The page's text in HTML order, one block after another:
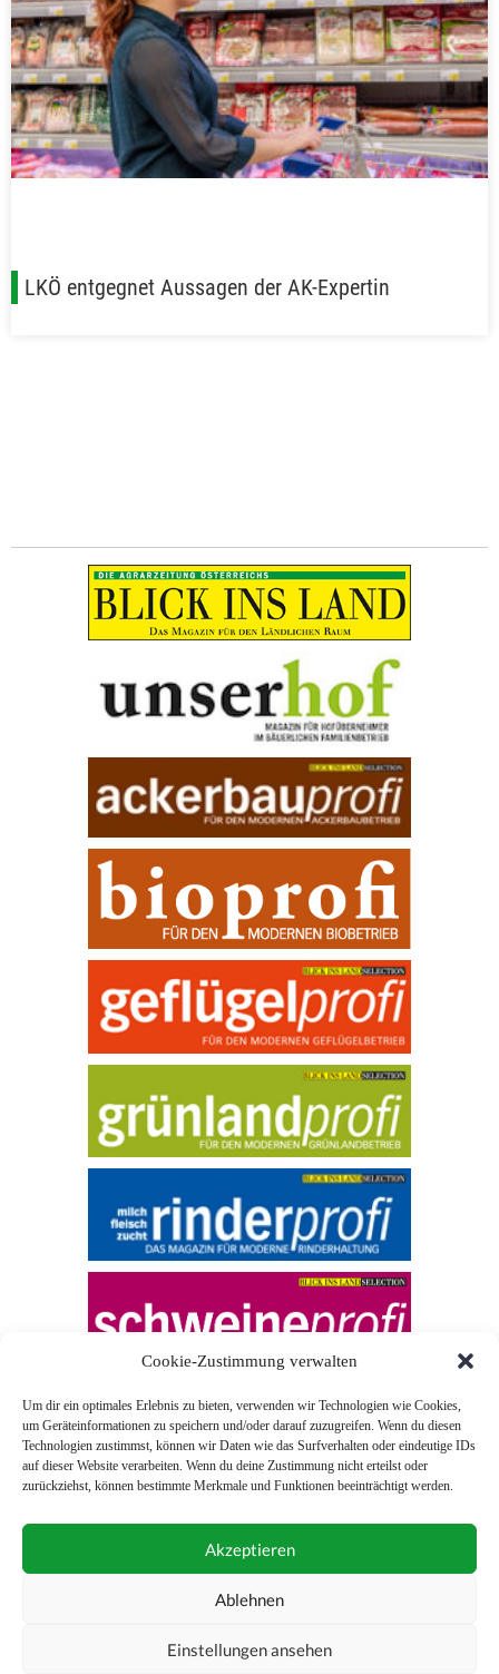
Cookie-Zustimmung verwalten
Um dir ein optimales Erlebnis zu bieten, verwenden wir Technologien wie Cookies,
um Geräteinformationen zu speichern und/oder darauf zuzugreifen. Wenn du diesen
Technologien zustimmst, können wir Daten wie das Surfverhalten oder eindeutige IDs
auf dieser Website verarbeiten. Wenn du deine Zustimmung nicht erteilst oder
zurückziehst, können bestimmte Merkmale und Funktionen beeinträchtigt werden.
Akzeptieren
Ablehnen
Einstellungen ansehen
LKÖ entgegnet Aussagen der AK-Expertin
© 2026 Blick ins Land
Unterstützt durch
0043 (0)1 581 28 90 0
Impressum